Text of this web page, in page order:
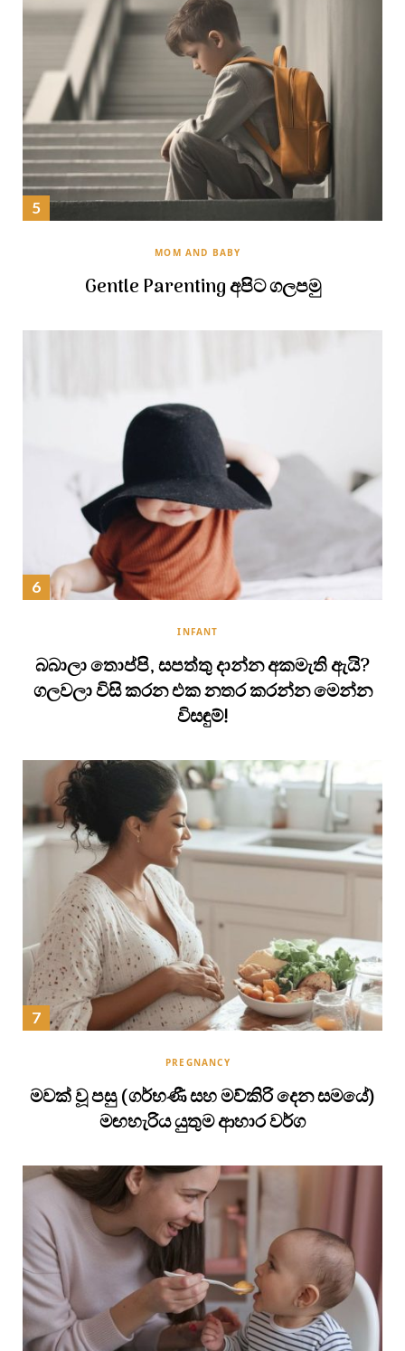
MOM AND BABY
Gentle Parenting අපිට ගලපමු
INFANT
බබාලා තොප්පි, සපත්තු දාන්න අකමැති ඇයි?
ගලවලා විසි කරන එක නතර කරන්න මෙන්න
විසඳුම්!
PREGNANCY
මවක් වූ පසු (ගර්භණී සහ මව්කිරි දෙන සමයේ)
මඟහැරිය යුතුම ආහාර වර්ග